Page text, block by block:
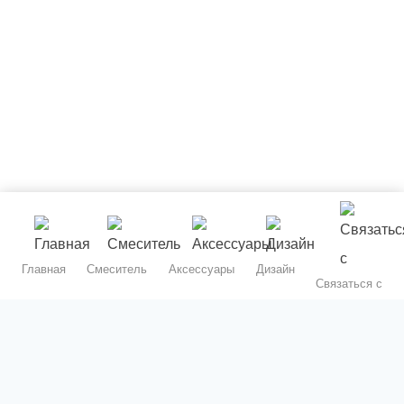
Главная Смеситель Аксессуары
Дизайн
Связаться с